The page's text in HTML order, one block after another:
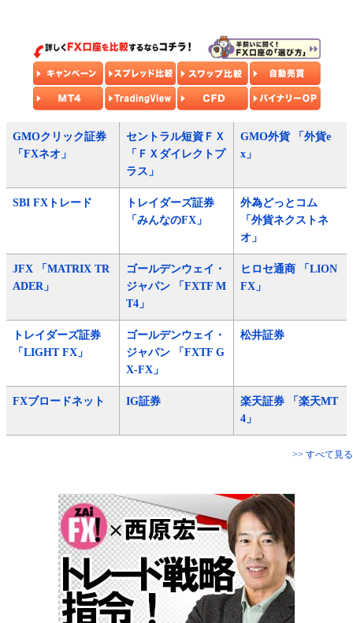
GMOクリック証券
「FXネオ」
セントラル短資ＦＸ
「ＦＸダイレクトプ
ラス」
GMO外貨 「外貨e
x」
SBI FXトレード
トレイダーズ証券
「みんなのFX」
外為どっとコム
「外貨ネクストネ
オ」
JFX 「MATRIX TR
ADER」
ゴールデンウェイ・
ジャパン 「FXTF M
T4」
ヒロセ通商 「LION
FX」
トレイダーズ証券
「LIGHT FX」
ゴールデンウェイ・
ジャパン 「FXTF G
X-FX」
松井証券
FXブロードネット IG証券
楽天証券 「楽天MT
4」
>> すべて見る